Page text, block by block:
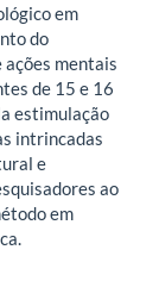
em
do
ações mentais
de 15 e 16
estimulação
intrincadas
e
ao
em